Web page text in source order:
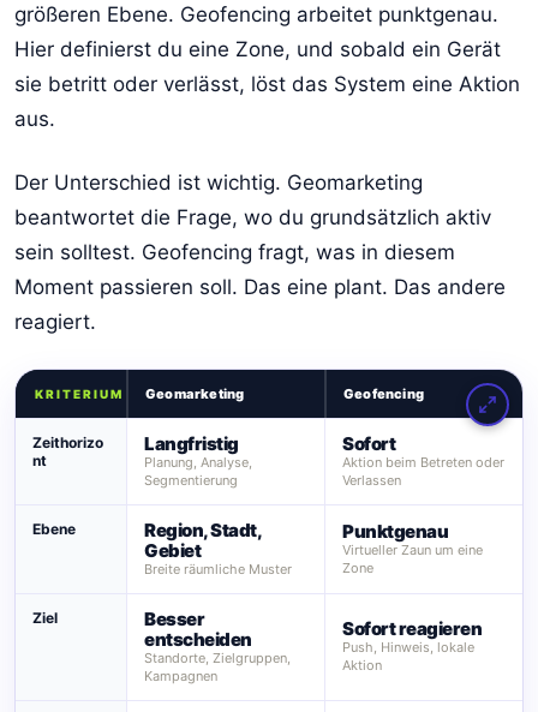
größeren Ebene. Geofencing arbeitet punktgenau.
Hier definierst du eine Zone, und sobald ein Gerät
sie betritt oder verlässt, löst das System eine Aktion
aus.
Der Unterschied ist wichtig. Geomarketing
beantwortet die Frage, wo du grundsätzlich aktiv
sein solltest. Geofencing fragt, was in diesem
Moment passieren soll. Das eine plant. Das andere
reagiert.
KRITERIUM Geomarketing Geofencing
Zeithorizo
nt
Langfristig
Planung, Analyse,
Segmentierung
Sofort
Aktion beim Betreten oder
Verlassen
Ebene
Region, Stadt,
Gebiet
Breite räumliche Muster
Punktgenau
Virtueller Zaun um eine
Zone
Ziel
Besser
entscheiden
Standorte, Zielgruppen,
Kampagnen
Sofort reagieren
Push, Hinweis, lokale
Aktion